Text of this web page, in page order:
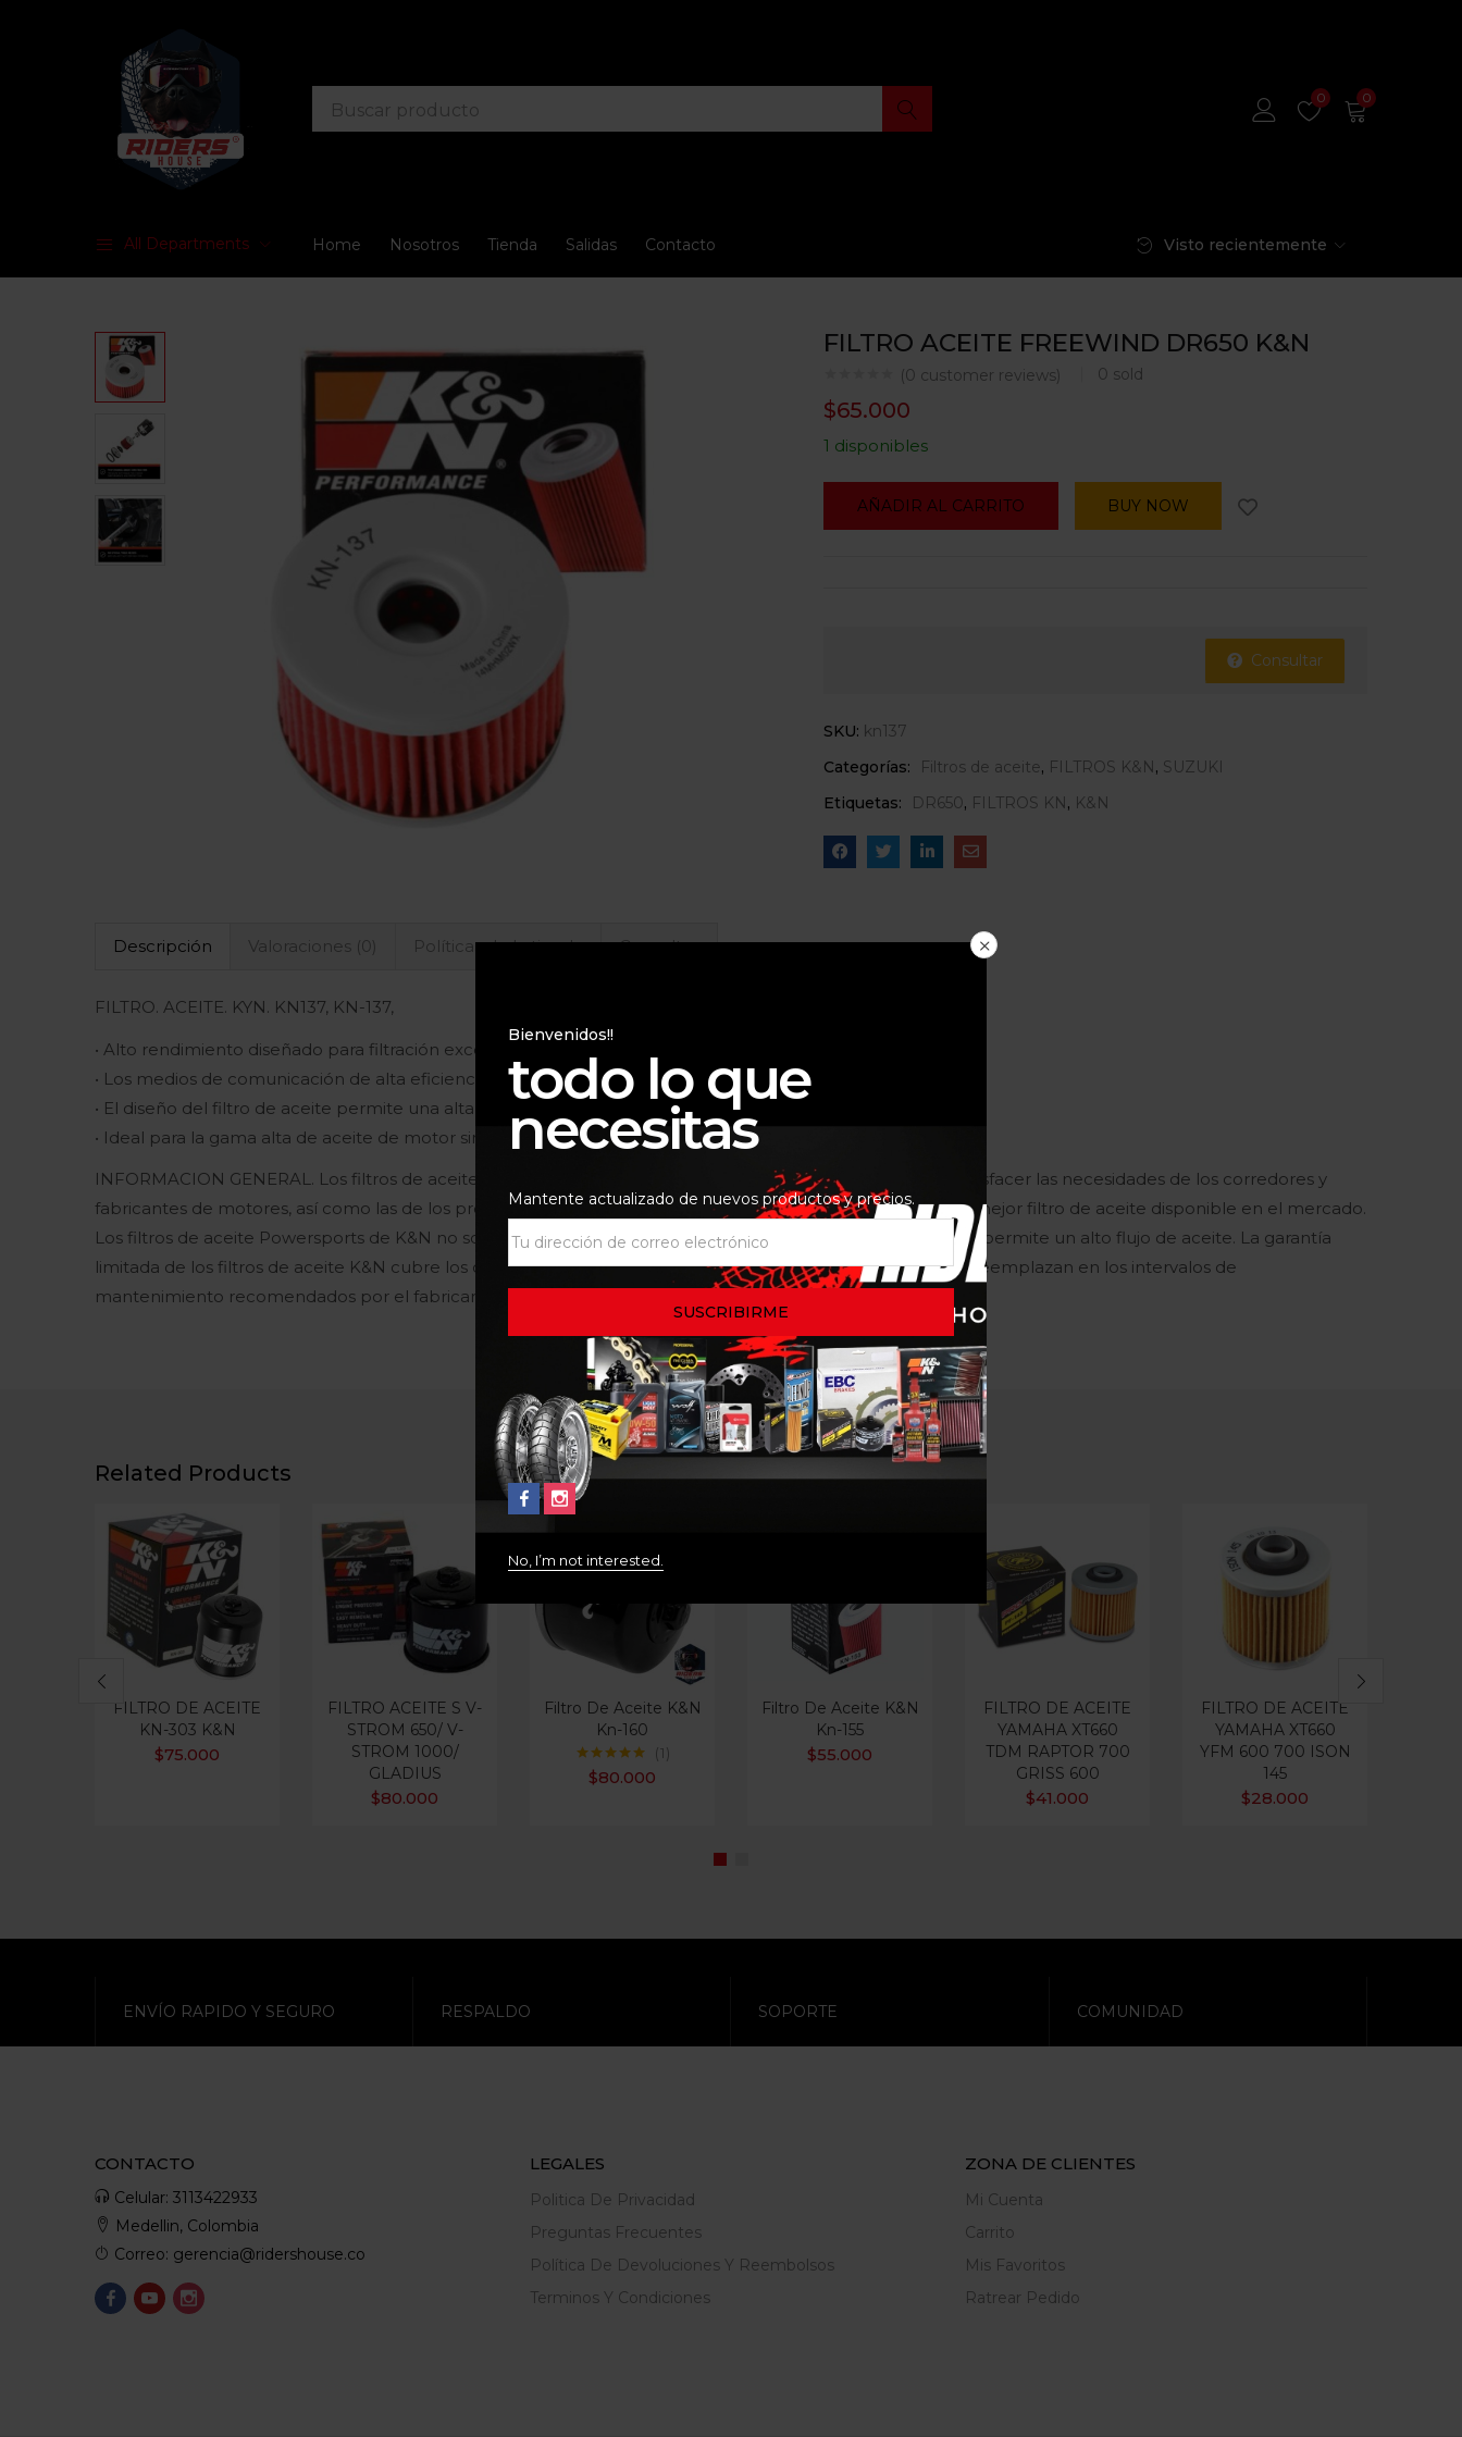
0 0
All Departments Home Nosotros Tienda Salidas Contacto Visto recientemente
FILTRO ACEITE FREEWIND DR650 K&N
(0 customer reviews) 0 sold
$65.000
1 disponibles
AÑADIR AL CARRITO BUY NOW
Consultar
SKU: kn137
Categorías:
Filtros de aceite, FILTROS K&N, SUZUKI
Etiquetas:
DR650, FILTROS KN, K&N
Descripción Valoraciones (0) Políticas de la tienda Consultas
FILTRO. ACEITE. KYN. KN137, KN-137,
• Alto rendimiento diseñado para filtración excepcional
• Los medios de comunicación de alta eficiencia con pliegues uniformes
• El diseño del filtro de aceite permite una alta tasa de flujo de aceite
• Ideal para la gama alta de aceite de motor sintético.
INFORMACION GENERAL. Los filtros de aceite con cartucho Powersports de K&N están diseñados para satisfacer las necesidades de los corredores y
fabricantes de motores, así como las de los propietarios de motos o vehículos todo terreno que desean el mejor filtro de aceite disponible en el mercado.
Los filtros de aceite Powersports de K&N no solo capturan contaminantes nocivos, la construcción del filtro permite un alto flujo de aceite. La garantía
limitada de los filtros de aceite K&N cubre los defectos de materiales y mano de obra cuando se instalan y reemplazan en los intervalos de
mantenimiento recomendados por el fabricante del motor y el equipo
Related Products
FILTRO DE ACEITE
KN-303 K&N
$75.000
FILTRO ACEITE S V-
STROM 650/ V-
STROM 1000/
GLADIUS
$80.000
Filtro De Aceite K&N
Kn-160
Valorado con
5.00de 5
1
$80.000
Filtro De Aceite K&N
Kn-155
$55.000
FILTRO DE ACEITE
YAMAHA XT660
TDM RAPTOR 700
GRISS 600
$41.000
FILTRO DE ACEITE
YAMAHA XT660
YFM 600 700 ISON
145
$28.000
Bienvenidos!!
todo lo que
necesitas
Mantente actualizado de nuevos productos y precios.
No, I’m not interested.
ENVÍO RAPIDO Y SEGURO RESPALDO SOPORTE COMUNIDAD
CONTACTO
Celular: 3113422933
Medellin, Colombia
Correo: gerencia@ridershouse.co
LEGALES
Politica De Privacidad
Preguntas Frecuentes
Política De Devoluciones Y Reembolsos
Terminos Y Condiciones
ZONA DE CLIENTES
Mi Cuenta
Carrito
Mis Favoritos
Ratrear Pedido